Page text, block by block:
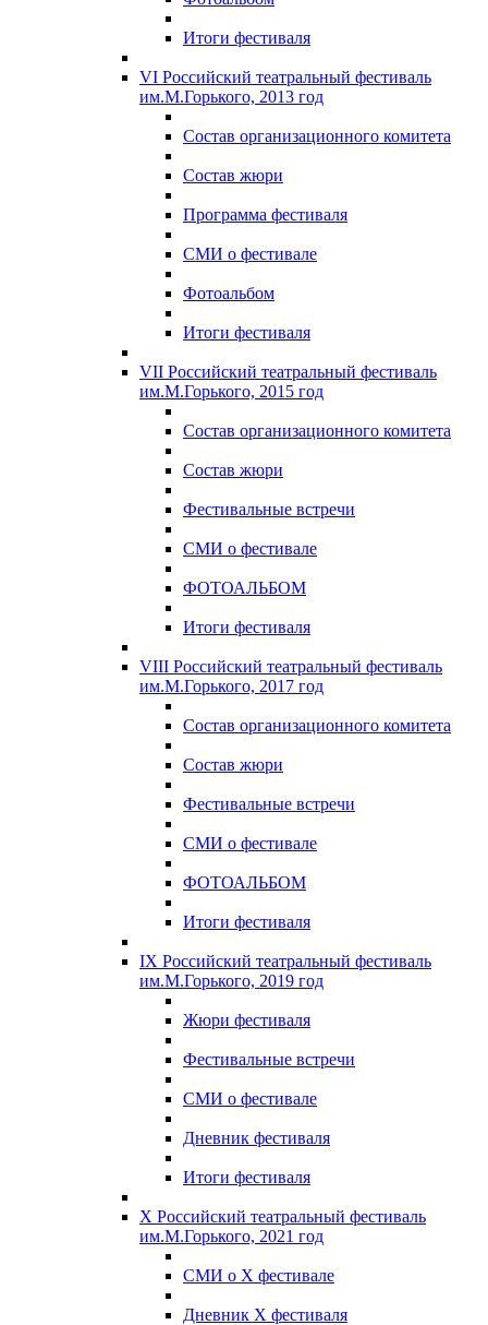
Итоги фестиваля
VI Российский театральный фестиваль
им.М.Горького, 2013 год
Состав организационного комитета
Состав жюри
Программа фестиваля
СМИ о фестивале
Фотоальбом
Итоги фестиваля
VII Российский театральный фестиваль
им.М.Горького, 2015 год
Состав организационного комитета
Состав жюри
Фестивальные встречи
СМИ о фестивале
ФОТОАЛЬБОМ
Итоги фестиваля
VIII Российский театральный фестиваль
им.М.Горького, 2017 год
Состав организационного комитета
Состав жюри
Фестивальные встречи
СМИ о фестивале
ФОТОАЛЬБОМ
Итоги фестиваля
IX Российский театральный фестиваль
им.М.Горького, 2019 год
Жюри фестиваля
Фестивальные встречи
СМИ о фестивале
Дневник фестиваля
Итоги фестиваля
X Российский театральный фестиваль
им.М.Горького, 2021 год
СМИ о X фестивале
Дневник X фестиваля